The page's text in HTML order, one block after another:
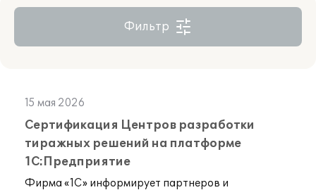
Фильтр
15 мая 2026
Сертификация Центров разработки
тиражных решений на платформе
1С:Предприятие
Фирма «1С» информирует партнеров и